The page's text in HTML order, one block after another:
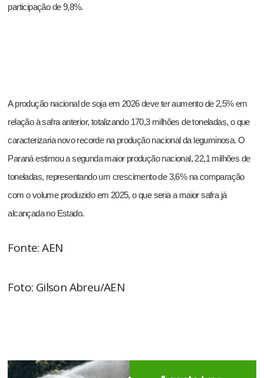
participação de 9,8%.
A produção nacional de soja em 2026 deve ter aumento de 2,5% em
relação à safra anterior, totalizando 170,3 milhões de toneladas, o que
caracterizaria novo recorde na produção nacional da leguminosa. O
Paraná estimou a segunda maior produção nacional, 22,1 milhões de
toneladas, representando um crescimento de 3,6% na comparação
com o volume produzido em 2025, o que seria a maior safra já
alcançada no Estado.
Fonte: AEN
Foto: Gilson Abreu/AEN